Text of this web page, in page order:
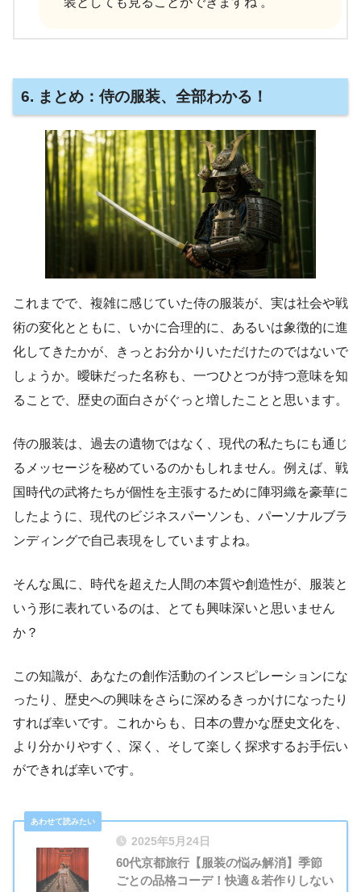
6. まとめ：侍の服装、全部わかる！
これまでで、複雑に感じていた侍の服装が、実は社会や戦
術の変化とともに、いかに合理的に、あるいは象徴的に進
化してきたかが、きっとお分かりいただけたのではないで
しょうか。曖昧だった名称も、一つひとつが持つ意味を知
ることで、歴史の面白さがぐっと増したことと思います。
侍の服装は、過去の遺物ではなく、現代の私たちにも通じ
るメッセージを秘めているのかもしれません。例えば、戦
国時代の武将たちが個性を主張するために陣羽織を豪華に
したように、現代のビジネスパーソンも、パーソナルブラ
ンディングで自己表現をしていますよね。
そんな風に、時代を超えた人間の本質や創造性が、服装と
いう形に表れているのは、とても興味深いと思いません
か？
この知識が、あなたの創作活動のインスピレーションにな
ったり、歴史への興味をさらに深めるきっかけになったり
すれば幸いです。これからも、日本の豊かな歴史文化を、
より分かりやすく、深く、そして楽しく探求するお手伝い
ができれば幸いです。
2025年5月24日
60代京都旅行【服装の悩み解消】季節
ごとの品格コーデ！快適＆若作りしない